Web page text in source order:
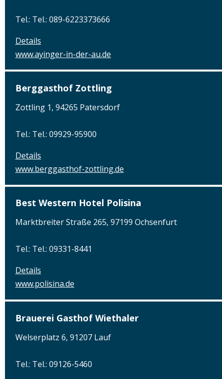
Tel.: Tel.: 089-6223373666
Details
www.ayinger-in-der-au.de
Berggasthof Zottling
Zottling 1, 94265 Patersdorf
Tel.: Tel.: 09929-95900
Details
www.berggasthof-zottling.de
Best Western Hotel Polisina
Marktbreiter Straße 265, 97199 Ochsenfurt
Tel.: Tel.: 09331-8441
Details
www.polisina.de
Brauerei Gasthof Wiethaler
Welserplatz 6, 91207 Lauf
Tel.: Tel.: 09126-5460